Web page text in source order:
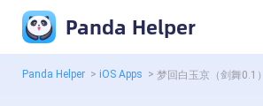
Panda Helper
Panda Helper > iOS Apps > 梦回白玉京（剑舞0.1）